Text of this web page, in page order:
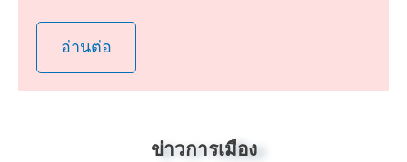
อ่านต่อ
ข่าวการเมือง